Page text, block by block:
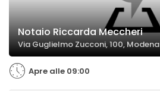
Notaio Riccarda Meccheri
Via Guglielmo Zucconi, 100, Modena
Apre alle 09:00